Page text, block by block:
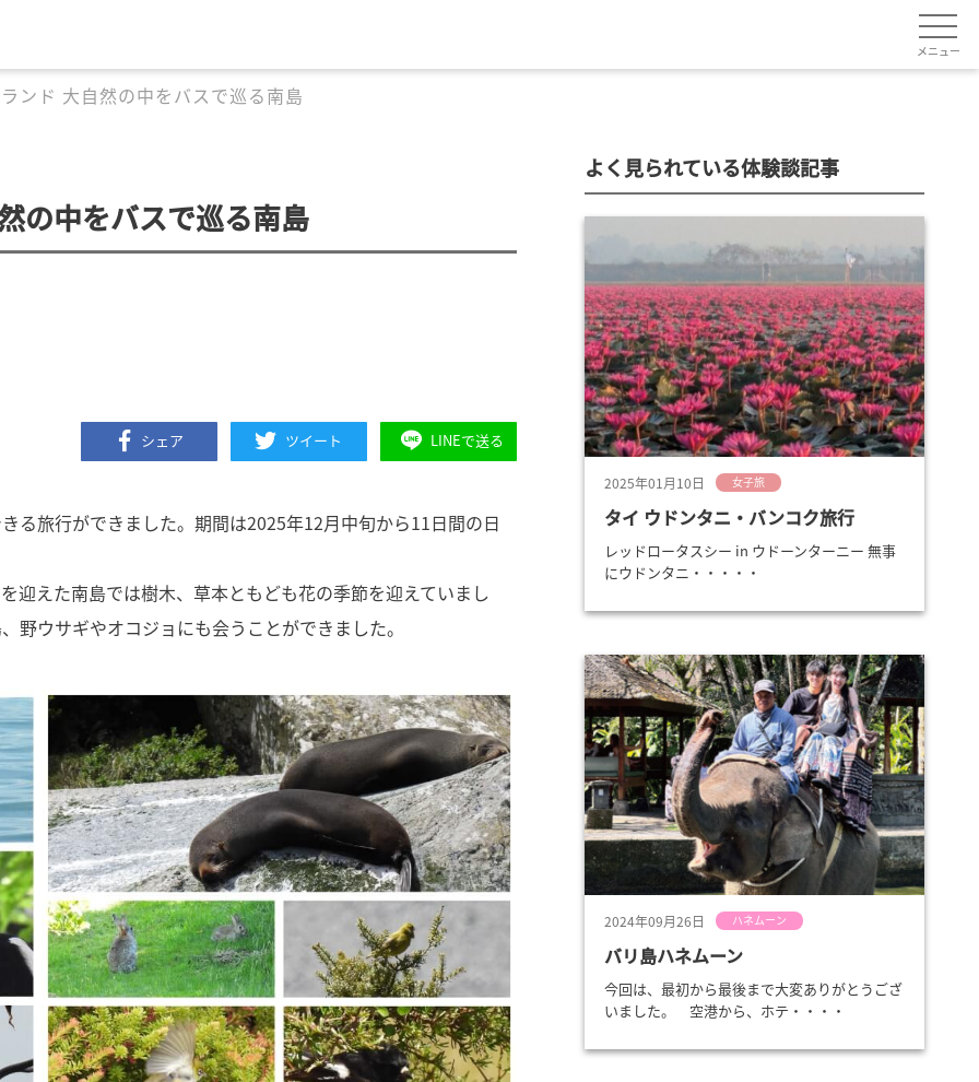
メニュー
ンド 大自然の中をバスで巡る南島
の中をバスで巡る南島
シェア ツイート LINEで送る
る旅行ができました。期間は2025年12月中旬から11日間の日
迎えた南島では樹木、草本ともども花の季節を迎えていまし
野ウサギやオコジョにも会うことができました。
よく見られている体験談記事
2025年01月10日 女子旅
タイ ウドンタニ・バンコク旅行
レッドロータスシー in ウドーンターニー 無事
にウドンタニ・・・・・
2024年09月26日 ハネムーン
バリ島ハネムーン
今回は、最初から最後まで大変ありがとうござ
いました。 空港から、ホテ・・・・